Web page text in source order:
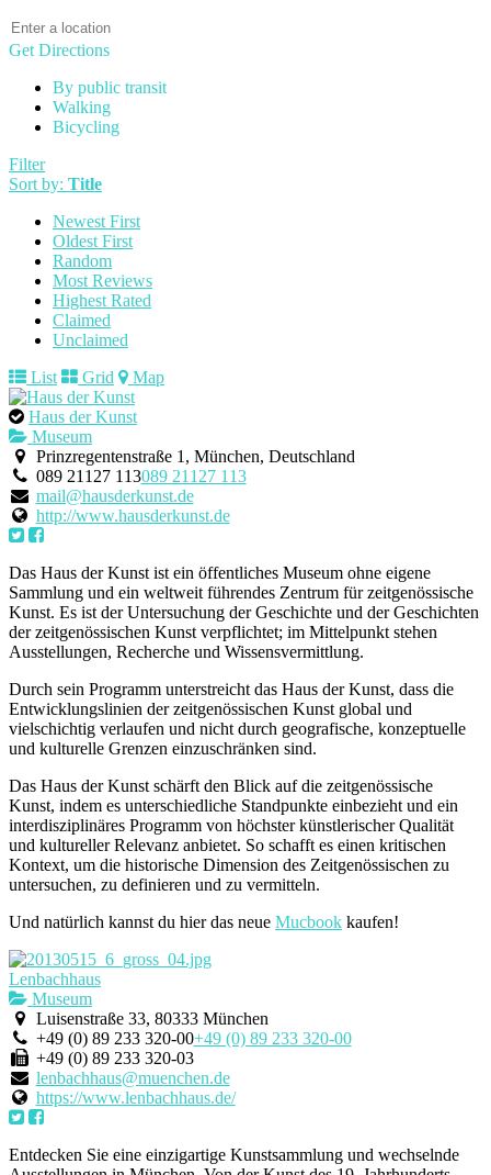
Get Directions
By public transit
Walking
Bicycling
Filter
Sort by: Title
Newest First
Oldest First
Random
Most Reviews
Highest Rated
Claimed
Unclaimed
List
Grid Map
Haus der Kunst
Museum
Prinzregentenstraße 1, München, Deutschland
089 21127 113089 21127 113
mail@hausderkunst.de
http://www.hausderkunst.de
Das Haus der Kunst ist ein öffentliches Museum ohne eigene
Sammlung und ein weltweit führendes Zentrum für zeitgenössische
Kunst. Es ist der Untersuchung der Geschichte und der Geschichten
der zeitgenössischen Kunst verpflichtet; im Mittelpunkt stehen
Ausstellungen, Recherche und Wissensvermittlung.
Durch sein Programm unterstreicht das Haus der Kunst, dass die
Entwicklungslinien der zeitgenössischen Kunst global und
vielschichtig verlaufen und nicht durch geografische, konzeptuelle
und kulturelle Grenzen einzuschränken sind.
Das Haus der Kunst schärft den Blick auf die zeitgenössische
Kunst, indem es unterschiedliche Standpunkte einbezieht und ein
interdisziplinäres Programm von höchster künstlerischer Qualität
und kultureller Relevanz anbietet. So schafft es einen kritischen
Kontext, um die historische Dimension des Zeitgenössischen zu
untersuchen, zu definieren und zu vermitteln.
Und natürlich kannst du hier das neue Mucbook kaufen!
Lenbachhaus
Museum
Luisenstraße 33, 80333 München
+49 (0) 89 233 320-00+49 (0) 89 233 320-00
+49 (0) 89 233 320-03
lenbachhaus@muenchen.de
https://www.lenbachhaus.de/
Entdecken Sie eine einzigartige Kunstsammlung und wechselnde